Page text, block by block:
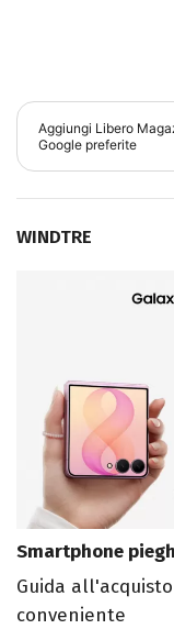
Aggiungi Libero
Google preferite
WINDTRE
Smartphone
Guida
conveniente